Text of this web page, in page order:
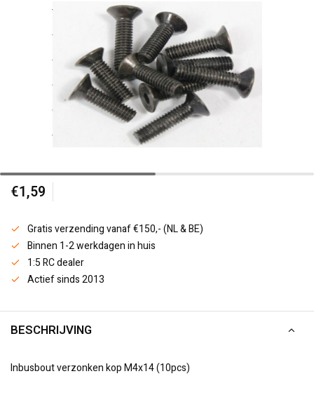
€1,59
Gratis verzending vanaf €150,- (NL & BE)
Binnen 1-2 werkdagen in huis
1:5 RC dealer
Actief sinds 2013
BESCHRIJVING
Inbusbout verzonken kop M4x14 (10pcs)